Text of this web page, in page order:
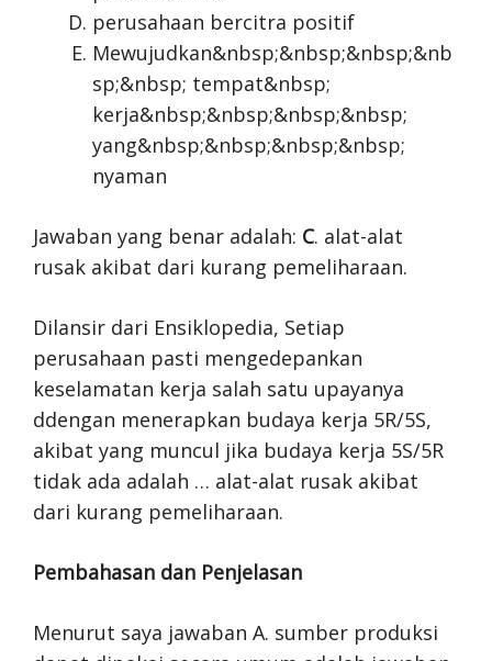
perusahaan bercitra positif
Mewujudkan&nbsp;&nbsp;&nbsp;&nb
sp;&nbsp; tempat&nbsp;
kerja&nbsp;&nbsp;&nbsp;&nbsp;
yang&nbsp;&nbsp;&nbsp;&nbsp;
nyaman
Jawaban yang benar adalah: C. alat-alat
rusak akibat dari kurang pemeliharaan.
Dilansir dari Ensiklopedia, Setiap
perusahaan pasti mengedepankan
keselamatan kerja salah satu upayanya
ddengan menerapkan budaya kerja 5R/5S,
akibat yang muncul jika budaya kerja 5S/5R
tidak ada adalah … alat-alat rusak akibat
dari kurang pemeliharaan.
Pembahasan dan Penjelasan
Menurut saya jawaban A. sumber produksi